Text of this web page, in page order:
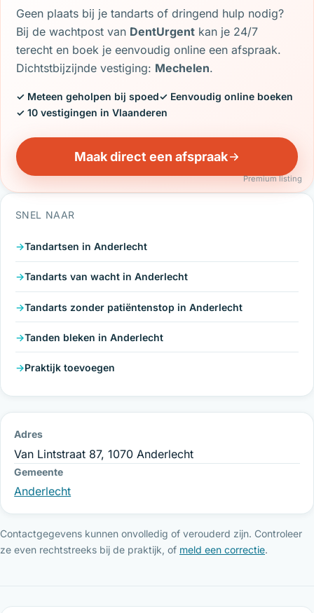
Geen plaats bij je tandarts of dringend hulp nodig?
Bij de wachtpost van DentUrgent kan je 24/7
terecht en boek je eenvoudig online een afspraak.
Dichtstbijzijnde vestiging: Mechelen.
✓ Meteen geholpen bij spoed✓ Eenvoudig online boeken
✓ 10 vestigingen in Vlaanderen
Maak direct een afspraak
Premium listing
SNEL NAAR
Tandartsen in Anderlecht
Tandarts van wacht in Anderlecht
Tandarts zonder patiëntenstop in Anderlecht
Tanden bleken in Anderlecht
Praktijk toevoegen
Adres
Van Lintstraat 87, 1070 Anderlecht
Gemeente
Anderlecht
Contactgegevens kunnen onvolledig of verouderd zijn. Controleer
ze even rechtstreeks bij de praktijk, of meld een correctie.